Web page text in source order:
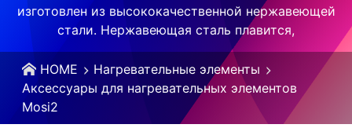
изготовлен из высококачественной нержавеющей
стали. Нержавеющая сталь плавится,
HOME
Нагревательные элементы
Аксессуары для нагревательных элементов
Mosi2